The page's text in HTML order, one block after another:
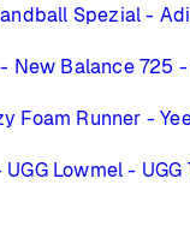
Spezial -
- New Balance 725
Foam Runner -
UGG Lowmel - UGG